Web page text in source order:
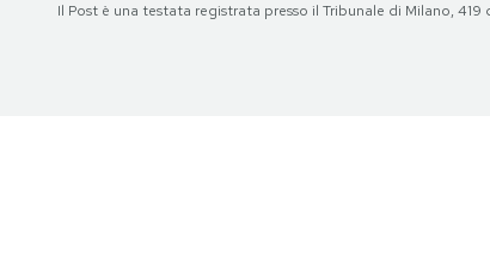
SHOP
Il Post è una testata registrata presso il Tribunale di Milano,